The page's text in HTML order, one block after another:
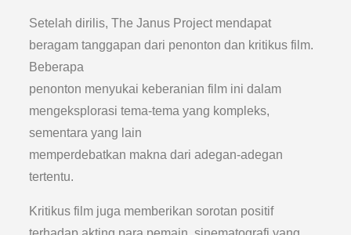
Setelah dirilis, The Janus Project mendapat
beragam tanggapan dari penonton dan kritikus film.
Beberapa
penonton menyukai keberanian film ini dalam
mengeksplorasi tema-tema yang kompleks,
sementara yang lain
memperdebatkan makna dari adegan-adegan
tertentu.
Kritikus film juga memberikan sorotan positif